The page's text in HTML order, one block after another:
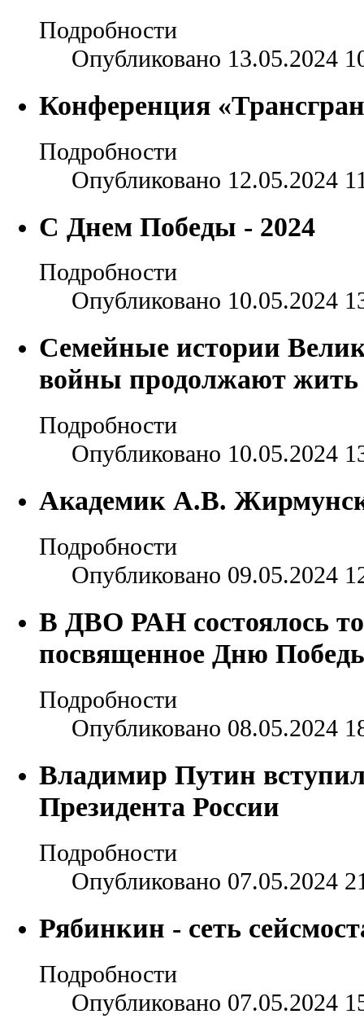
Подробности
Опубликовано 13.05.2024
Конференция
Подробности
Опубликовано 12.05.2024
С Днем Победы - 2024
Подробности
Опубликовано 10.05.2024
Семейные истории
войны продолжают жить
Подробности
Опубликовано 10.05.2024
Академик А.В.
Подробности
Опубликовано 09.05.2024
В ДВО РАН состоялось
посвященное Дню
Подробности
Опубликовано 08.05.2024
Владимир Путин
Президента России
Подробности
Опубликовано 07.05.2024
Рябинкин - сеть
Подробности
Опубликовано 07.05.2024